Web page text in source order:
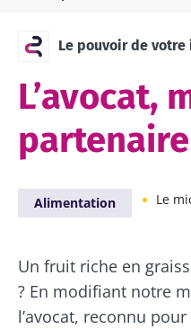
Le pouvoir de
L’avocat,
Alimentation Le
Un fruit riche en
? En modifiant notre
l’avocat, reconnu